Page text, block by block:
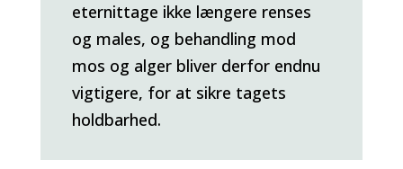
eternittage ikke længere renses
og males, og behandling mod
mos og alger bliver derfor endnu
vigtigere, for at sikre tagets
holdbarhed.